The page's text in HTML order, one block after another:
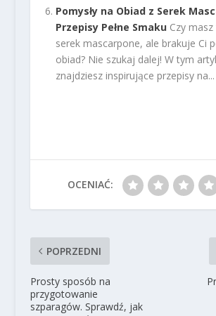
Pomysły na Obiad z Serek
Przepisy Pełne Smaku Czy
serek mascarpone, ale brakuje Ci
obiad? Nie szukaj dalej! W tym
znajdziesz inspirujące przepisy na...
OCENIAĆ:
POPRZEDNI
Prosty sposób na
przygotowanie
szparagów. Sprawdź, jak